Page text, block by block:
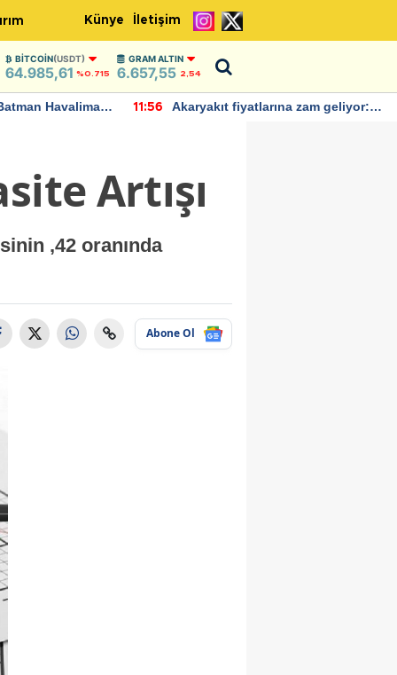
Künye İletişim
BITCOIN(USDT)
64.985,61 %0.715
GRAM ALTIN
6.657,55 2,54
Havalimanı
11:56
Akaryakıt fiyatlarına zam geliyor:
Artışı
,42 oranında
Abone Ol